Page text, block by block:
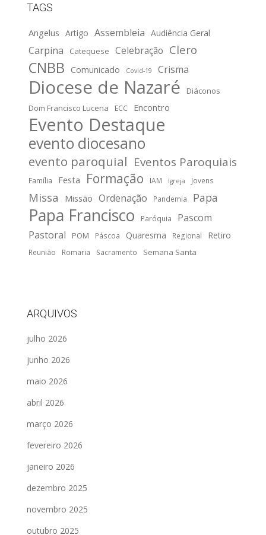
TAGS
Angelus Artigo Assembleia Audiência Geral
Carpina Catequese Celebração Clero
CNBB Comunicado Covid-19 Crisma
Diocese de Nazaré
Diáconos
Dom Francisco Lucena
ECC Encontro
Evento Destaque
evento diocesano
evento paroquial Eventos Paroquiais
Família Festa Formação IAM Igreja Jovens
Missa Missão Ordenação Pandemia Papa
Papa Francisco Paróquia
Pascom
Pastoral
POM Páscoa Quaresma Regional Retiro
Reunião Romaria Sacramento Semana Santa
ARQUIVOS
julho 2026
junho 2026
maio 2026
abril 2026
março 2026
fevereiro 2026
janeiro 2026
dezembro 2025
novembro 2025
outubro 2025